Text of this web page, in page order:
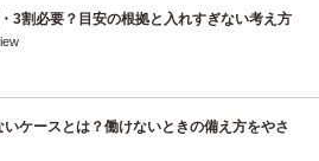
3割必要？目安の根拠と入れすぎない考え方
ケースとは？働けないときの備え方をやさ